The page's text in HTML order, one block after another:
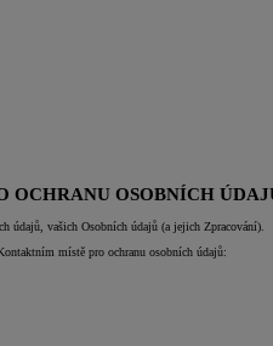
OCHRANU OSOBNÍCH
údajů, vašich Osobních údajů (a jejich Zpracování).
místě pro ochranu osobních údajů: